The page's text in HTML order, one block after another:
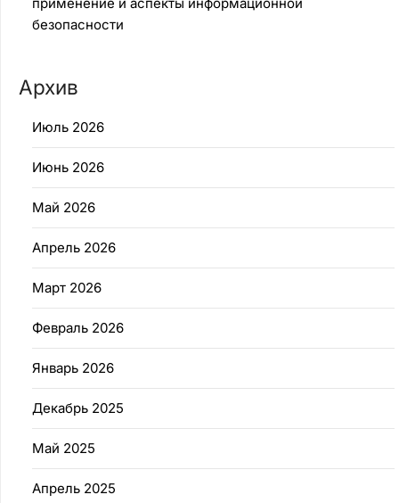
безопасности
Архив
Июль 2026
Июнь 2026
Май 2026
Апрель 2026
Март 2026
Февраль 2026
Январь 2026
Декабрь 2025
Май 2025
Апрель 2025